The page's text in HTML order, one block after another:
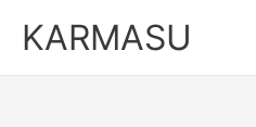
KARMASU